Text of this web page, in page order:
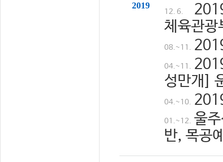
2019
12. 6.
체육관광
08.~11.
04.~11.
성만개]
04.~10.
01.~12. 울
반, 목공